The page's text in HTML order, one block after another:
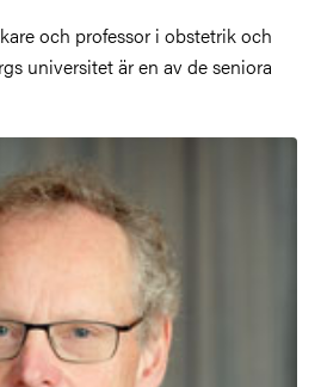
och professor i obstetrik och
universitet är en av de seniora